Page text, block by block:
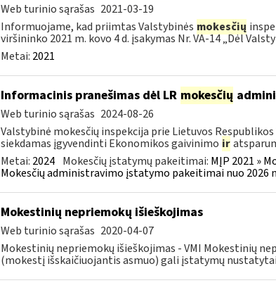
Web turinio sąrašas 2021-03-19
Informuojame, kad priimtas Valstybinės mokesčių
viršininko 2021 m. kovo 4 d. įsakymas Nr. VA-14 „Dėl
Metai: 2021
Informacinis pranešimas dėl LR mokesčių
Web turinio sąrašas 2024-08-26
Valstybinė mokesčių inspekcija prie Lietuvos
siekdamas įgyvendinti Ekonomikos gaivinimo ir
Metai: 2024 Mokesčių įstatymų pakeitimai: MĮP 2021 »
Mokesčių administravimo įstatymo pakeitimai nuo 2026
Mokestinių nepriemokų išieškojimas
Web turinio sąrašas 2020-04-07
Mokestinių nepriemokų išieškojimas - VMI Mokestinių
(mokestį išskaičiuojantis asmuo) gali įstatymų